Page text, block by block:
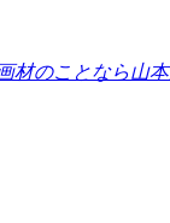
材のことなら山